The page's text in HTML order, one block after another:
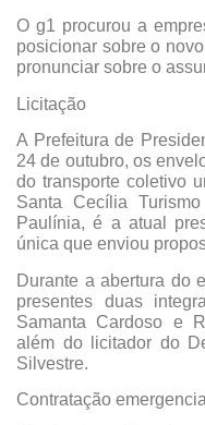
O g1 procurou a
posicionar sobre o
pronunciar sobre o
Licitação
A Prefeitura de
24 de outubro, os
do transporte coletivo
Santa Cecília
Paulínia, é a atual
única que enviou
Durante a abertura do
presentes duas
Samanta Cardoso e
além do licitador do
Silvestre.
Contratação emergencial